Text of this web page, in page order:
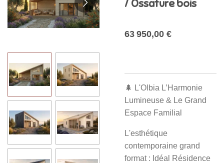
/ Ossature bois
63 950,00 €
🌲 L'Olbia L’Harmonie
Lumineuse & Le Grand
Espace Familial
L'esthétique
contemporaine grand
format : Idéal Résidence